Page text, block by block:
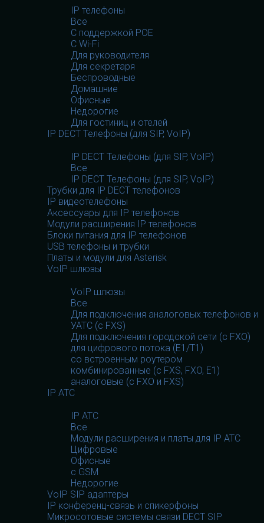
IP телефоны
Все
С поддержкой POE
C Wi-Fi
Для руководителя
Для секретаря
Беспроводные
Домашние
Офисные
Недорогие
Для гостиниц и отелей
IP DECT Телефоны (для SIP, VoIP)
IP DECT Телефоны (для SIP, VoIP)
Все
IP DECT Телефоны (для SIP, VoIP)
Трубки для IP DECT телефонов
IP видеотелефоны
Аксессуары для IP телефонов
Модули расширения IP телефонов
Блоки питания для IP телефонов
USB телефоны и трубки
Платы и модули для Asterisk
VoIP шлюзы
VoIP шлюзы
Все
Для подключения аналоговых телефонов и
УАТС (с FXS)
Для подключения городской сети (с FXO)
для цифрового потока (E1/T1)
со встроенным роутером
комбинированные (c FXS, FXO, E1)
аналоговые (с FXO и FXS)
IP АТС
IP АТС
Все
Модули расширения и платы для IP АТС
Цифровые
Офисные
с GSM
Недорогие
VoIP SIP адаптеры
IP конференц-связь и спикерфоны
Микросотовые системы связи DECT SIP